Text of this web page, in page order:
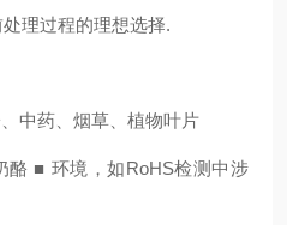
理过程的理想选择.
中药、烟草、植物叶片
酪 ■ 环境，如RoHS检测中涉